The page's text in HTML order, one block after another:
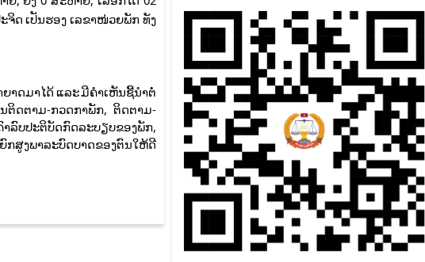
ດ ເປັນຮອງ ເລຂາໜ່ວຍພັກ ທັງ
າດມາໄດ້ ແລະ ມີຄຳເຫັນຊີ້ນຳຕໍ່
ຕິດຕາມ-ກວດກາພັກ, ຕິດຕາມ-
ລົບປະຕິບັດກົດລະບຽບຂອງພັກ,
ສູງພາລະບົດບາດຂອງຕົນໃຫ້ດີ